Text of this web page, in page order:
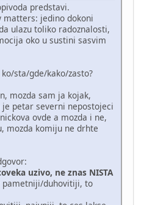
predstavi.
jedino dokoni
ulazu toliko radoznalosti,
oko u sustini sasvim
sta/gde/kako/zasto?
mozda sam ja kojak,
je petar severni nepostojeci
ovde a mozda i ne,
mozda komiju ne drhte
uzivo, ne znas NISTA
pametniji/duhovitiji, to